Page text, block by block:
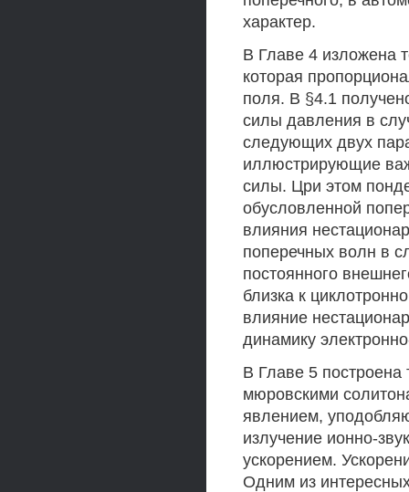
характер.
В Главе 4 изложена
которая
поля. В §4.1
силы давления в
следующих двух
иллюстрирующие
силы. Цри этом
обусловленной
влияния
поперечных волн в
постоянного
близка к
влияние
динамику
В Главе 5 построена
мюровскими
явлением,
излучение ионно-
ускорением.
Одним из